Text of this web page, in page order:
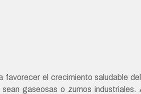
el crecimiento saludable
sean gaseosas o zumos